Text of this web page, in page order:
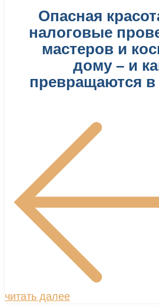
Опасная
налоговые
мастеров и
дому – и
превращаются
читать далее